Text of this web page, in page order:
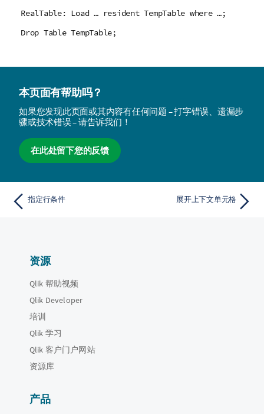
RealTable: Load … resident TempTable where …;
Drop Table TempTable;
本页面有帮助吗？
如果您发现此页面或其内容有任何问题 – 打字错误、遗漏步
骤或技术错误 – 请告诉我们！
在此处留下您的反馈
指定行条件 展开上下文单元格
资源
Qlik 帮助视频
Qlik Developer
培训
Qlik 学习
Qlik 客户门户网站
资源库
产品